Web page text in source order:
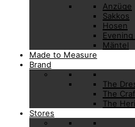
Anzüge
Sakkos
Hosen
Evening
Mäntel
Made to Measure
Brand
The
The
The
Stores